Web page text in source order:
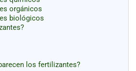
orgánicos
biológicos
los fertilizantes?